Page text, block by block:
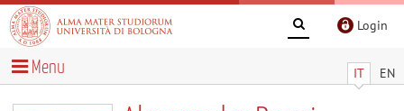
Login
IT EN
Menu